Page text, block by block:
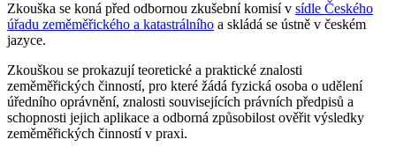
Zkouška se koná před odbornou zkušební komisí v sídle Českého
úřadu zeměměřického a katastrálního a skládá se ústně v českém
jazyce.
Zkouškou se prokazují teoretické a praktické znalosti
zeměměřických činností, pro které žádá fyzická osoba o udělení
úředního oprávnění, znalosti souvisejících právních předpisů a
schopnosti jejich aplikace a odborná způsobilost ověřit výsledky
zeměměřických činností v praxi.